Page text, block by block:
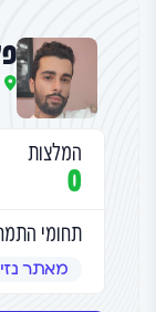
המלצות
0
תחומי
מאתר